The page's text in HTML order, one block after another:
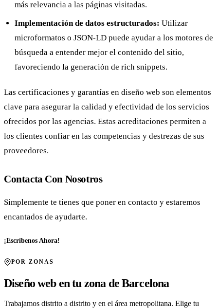
más relevancia a las páginas visitadas.
Implementación de datos estructurados: Utilizar
microformatos o JSON-LD puede ayudar a los motores de
búsqueda a entender mejor el contenido del sitio,
favoreciendo la generación de rich snippets.
Las certificaciones y garantías en diseño web son elementos
clave para asegurar la calidad y efectividad de los servicios
ofrecidos por las agencias. Estas acreditaciones permiten a
los clientes confiar en las competencias y destrezas de sus
proveedores.
Contacta Con Nosotros
Simplemente te tienes que poner en contacto y estaremos
encantados de ayudarte.
¡Escríbenos Ahora!
POR ZONAS
Diseño web en tu zona de Barcelona
Trabajamos distrito a distrito y en el área metropolitana. Elige tu